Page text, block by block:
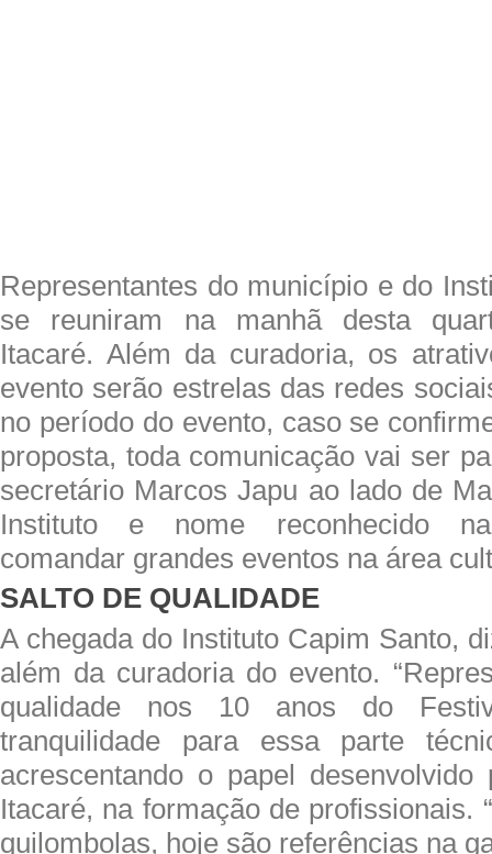
Representantes do município e do
se reuniram na manhã desta
Itacaré. Além da curadoria, os
evento serão estrelas das redes
no período do evento, caso se
proposta, toda comunicação vai ser
secretário Marcos Japu ao lado de
Instituto e nome reconhecido
comandar grandes eventos na área
SALTO DE QUALIDADE
A chegada do Instituto Capim Santo,
além da curadoria do evento.
qualidade nos 10 anos do
tranquilidade para essa parte
acrescentando o papel desenvolvido
Itacaré, na formação de profissionais.
quilombolas, hoje são referências na